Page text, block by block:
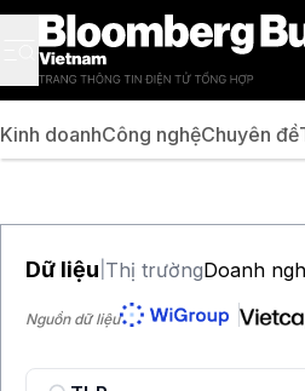
Kinh doanhCông nghệChuyên đề
Dữ liệu Thị trườngDoanh
Nguồn dữ liệu